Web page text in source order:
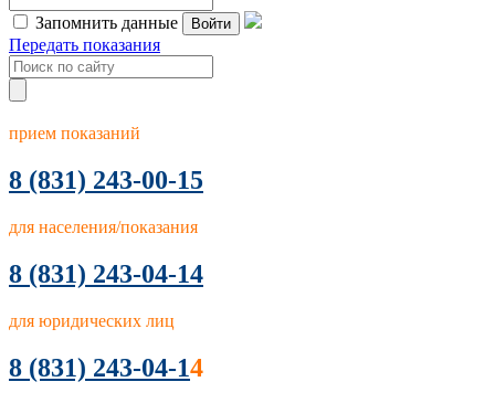
Запомнить данные Войти
Передать показания
прием показаний
8 (831) 243-00-15
для населения/показания
8 (831) 243-04-14
для юридических лиц
8 (831) 243-04-14